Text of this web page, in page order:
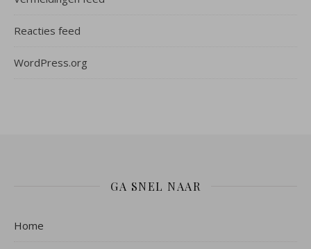
Reacties feed
WordPress.org
GA SNEL NAAR
Home